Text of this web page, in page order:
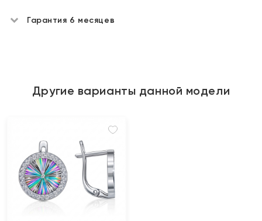
Гарантия 6 месяцев
Другие варианты данной модели